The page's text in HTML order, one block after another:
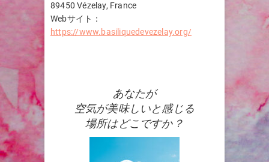
89450 Vézelay, France
Webサイト：
https://www.basiliquedevezelay.org/
あなたが
空気が美味しいと感じる
場所はどこですか？